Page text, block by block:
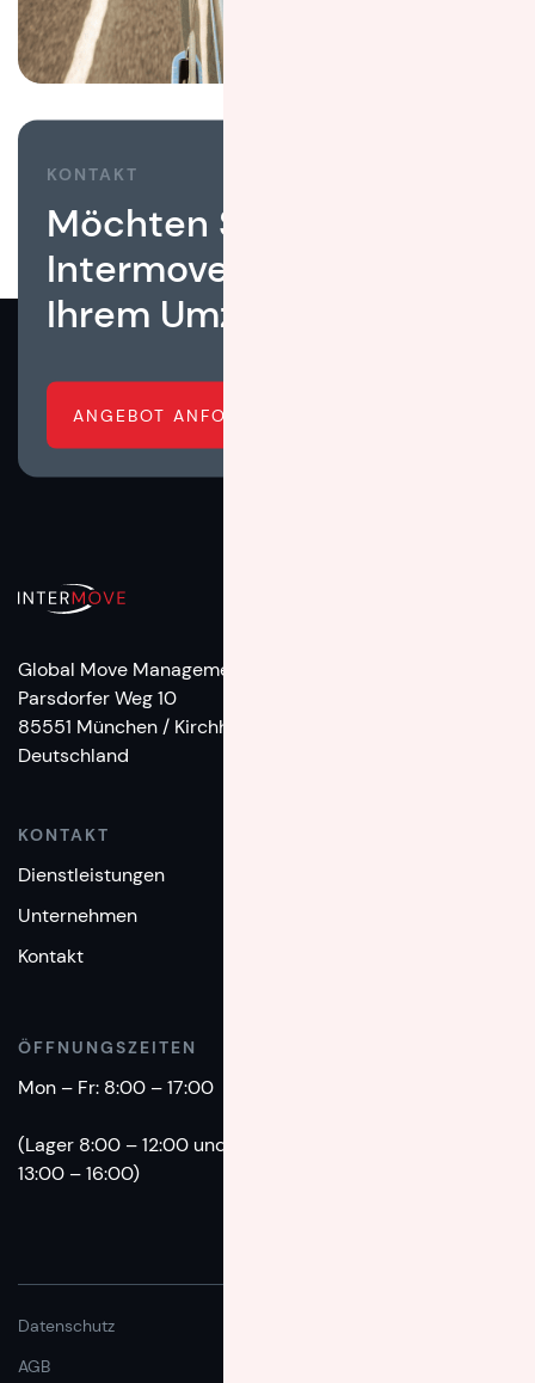
KONTAKT
Möchten Sie, dass
Intermove Ihnen bei
Ihrem Umzug hilft?
ANGEBOT ANFORDERN
Global Move Management
Parsdorfer Weg 10
85551 München / Kirchheim
Deutschland
KONTAKT
Dienstleistungen
Unternehmen
Kontakt
ÖFFNUNGSZEITEN
Mon – Fr: 8:00 – 17:00
(Lager 8:00 – 12:00 und
13:00 – 16:00)
Datenschutz
AGB